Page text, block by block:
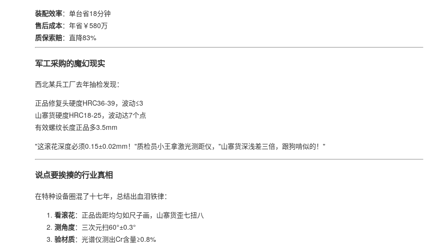
​装配效率​​：单台省18分钟
​售后成本​​：年省￥580万
​质保索赔​​：直降83%
军工采购的魔幻现实
西北某兵工厂去年抽检发现：
正品修复头硬度HRC36-39，波动≤3
山寨货硬度HRC18-25，波动达7个点
有效螺纹长度正品多3.5mm
"这滚花深度必须0.15±0.02mm！"质检员小王拿激光测距仪，"山寨货深浅差三倍，跟狗啃似的！"
说点要挨揍的行业真相
在特种设备圈混了十七年，总结出血泪铁律：
​看滚花​​：正品齿距均匀如尺子画，山寨货歪七扭八
​测角度​​：三次元扫60°±0.3°
​验材质​​：光谱仪测出Cr含量≥0.8%